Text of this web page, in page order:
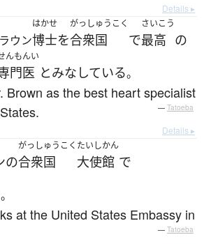
Details ▸
ウン
はかせ
博士を
がっしゅうこく
合衆国 で
さいこう
最高 の
んもんい
門医 とみな している。
Brown as the best heart specialist
— Tatoeba
Details ▸
の
がっしゅうこく
合衆国
たいしかん
大使館 で
。
at the United States Embassy in
— Tatoeba